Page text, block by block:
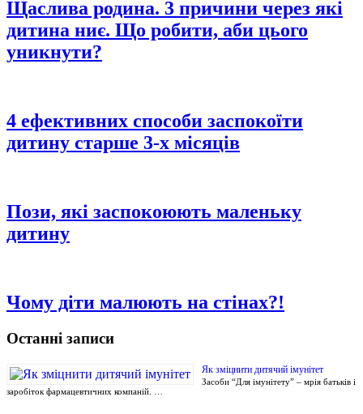
Щаслива родина. 3 причини через які
дитина ниє. Що робити, аби цього
уникнути?
4 ефективних способи заспокоїти
дитину старше 3-х місяців
Пози, які заспокоюють маленьку
дитину
Чому діти малюють на стінах?!
Останні записи
Як зміцнити дитячий імунітет
Засоби “Для імунітету” – мрія батьків і
заробіток фармацевтичних компаній. …